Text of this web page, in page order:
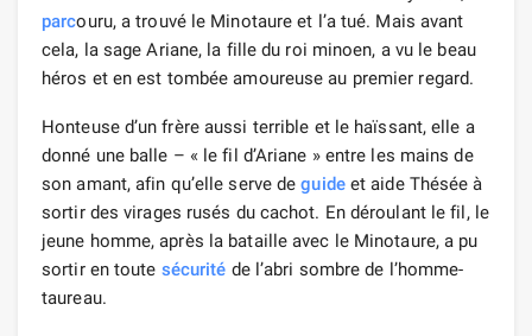
parcouru, a trouvé le Minotaure et l’a tué. Mais avant
cela, la sage Ariane, la fille du roi minoen, a vu le beau
héros et en est tombée amoureuse au premier regard.
Honteuse d’un frère aussi terrible et le haïssant, elle a
donné une balle – « le fil d’Ariane » entre les mains de
son amant, afin qu’elle serve deguideet aide Thésée à
sortir des virages rusés du cachot. En déroulant le fil, le
jeune homme, après la bataille avec le Minotaure, a pu
sortir en toute sécurité de l’abri sombre de l’homme-
taureau.